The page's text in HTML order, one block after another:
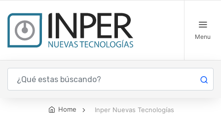
Menu
Inper Nuevas Tecnologías
Home Inper Nuevas Tecnologías